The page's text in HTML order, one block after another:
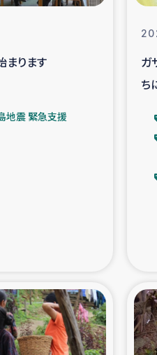
ガザ空爆被災者への
ガザ地区酪農を通し
フェア
女性の生計向上を通
アイナロ県マウベシ
女性の
まります
地震 緊急支援
ガ
ち